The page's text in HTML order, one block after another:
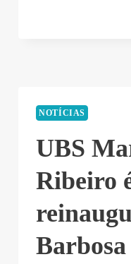
NOTÍCIAS
UBS
Ribeiro
Barbosa